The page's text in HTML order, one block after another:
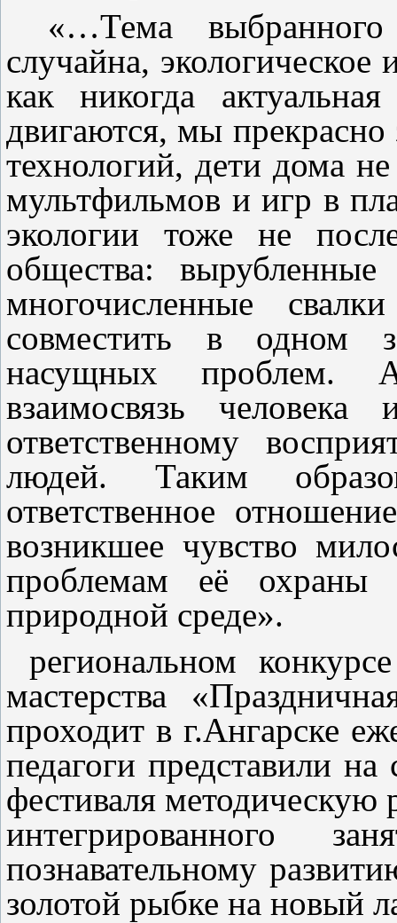
«…Тема
случайна, экологическое
как никогда
двигаются, мы
технологий, дети дома
мультфильмов и игр в
экологии тоже не
общества:
многочисленные
совместить в одном
насущных проблем.
взаимосвязь
ответственному
людей. Таким
ответственное
возникшее чувство
проблемам её охраны
природной среде».
региональном
мастерства
проходит в г.Ангарске
педагоги представили
фестиваля методическую
интегрированного
познавательному
золотой рыбке на новый